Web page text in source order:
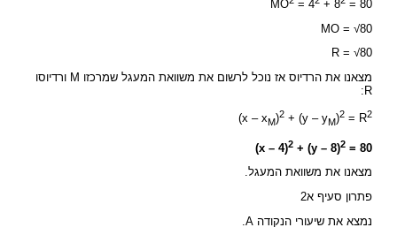
MO = 4 + 8
= 80
MO = √80
R = √80
מצאנו את הרדיוס אז נוכל לרשום את משוואת המעגל שמרכזו M ורדיוסו
R:
(x – xM)2 + (y – yM)2 = R2
(x – 4)2 + (y – 8)2 = 80
מצאנו את משוואת המעגל.
פתרון סעיף א2
נמצא את שיעורי הנקודה A.